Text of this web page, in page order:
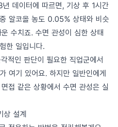
데이터에 따르면, 기상 후 1시간
알코올 농도 0.05% 상태와 비슷
수치죠. 수면 관성이 심한 상태
한 일입니다.
적인 판단이 필요한 직업군에서
여기 있어요. 하지만 일반인에게
접 같은 상황에서 수면 관성은 실
설계